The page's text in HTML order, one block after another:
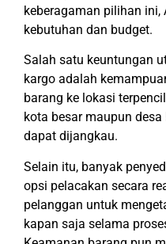
keberagaman pilihan
kebutuhan dan budget.
Salah satu keuntungan
kargo adalah
barang ke lokasi
kota besar maupun
dapat dijangkau.
Selain itu, banyak
opsi pelacakan secara
pelanggan untuk
kapan saja selama